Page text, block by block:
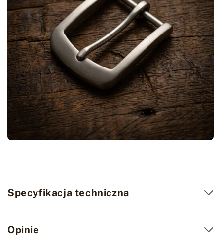
Specyfikacja techniczna
Opinie